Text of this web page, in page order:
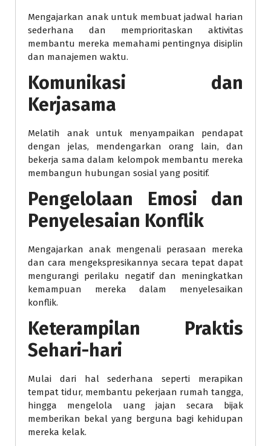
Mengajarkan anak untuk membuat jadwal harian
sederhana dan memprioritaskan aktivitas
membantu mereka memahami pentingnya disiplin
dan manajemen waktu.
Komunikasi dan
Kerjasama
Melatih anak untuk menyampaikan pendapat
dengan jelas, mendengarkan orang lain, dan
bekerja sama dalam kelompok membantu mereka
membangun hubungan sosial yang positif.
Pengelolaan Emosi dan
Penyelesaian Konflik
Mengajarkan anak mengenali perasaan mereka
dan cara mengekspresikannya secara tepat dapat
mengurangi perilaku negatif dan meningkatkan
kemampuan mereka dalam menyelesaikan
konflik.
Keterampilan Praktis
Sehari-hari
Mulai dari hal sederhana seperti merapikan
tempat tidur, membantu pekerjaan rumah tangga,
hingga mengelola uang jajan secara bijak
memberikan bekal yang berguna bagi kehidupan
mereka kelak.